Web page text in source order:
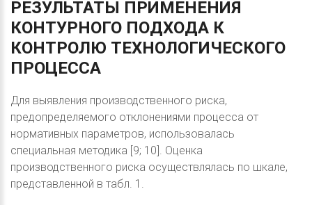
РЕЗУЛЬТАТЫ ПРИМЕНЕНИЯ
КОНТУРНОГО ПОДХОДА К
КОНТРОЛЮ ТЕХНОЛОГИЧЕСКОГО
ПРОЦЕССА
Для выявления производственного риска,
предопределяемого отклонениями процесса от
нормативных параметров, использовалась
специальная методика [9; 10]. Оценка
производственного риска осуществлялась по шкале,
представленной в табл. 1.